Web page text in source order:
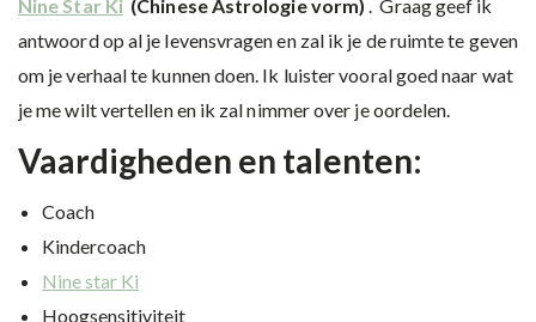
Nine Star Ki(Chinese Astrologie vorm). Graag geef ik
antwoord op al je levensvragen en zal ik je de ruimte te geven
om je verhaal te kunnen doen. Ik luister vooral goed naar wat
je me wilt vertellen en ik zal nimmer over je oordelen.
Vaardigheden en talenten:
Coach
Kindercoach
Nine star Ki
Hoogsensitiviteit